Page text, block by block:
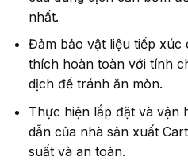
nhất.
Đảm bảo vật liệu tiếp xúc
thích hoàn toàn với tính
dịch để tránh ăn mòn.
Thực hiện lắp đặt và vận
dẫn của nhà sản xuất
suất và an toàn.